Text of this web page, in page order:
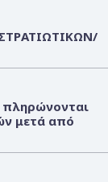
μετά από